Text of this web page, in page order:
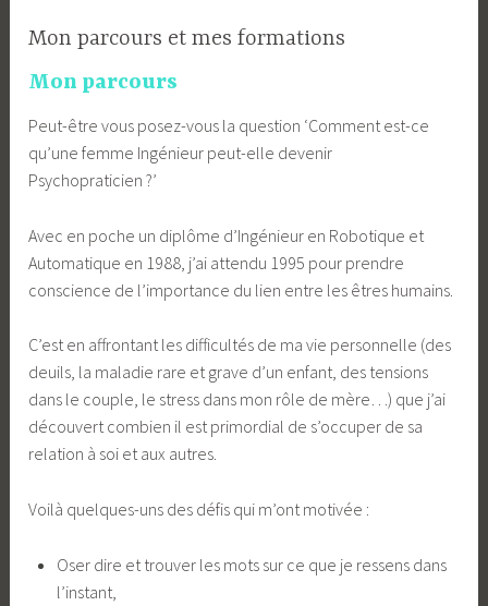
Mon parcours et mes formations
Mon parcours
Peut-être vous posez-vous la question ‘Comment est-ce
qu’une femme Ingénieur peut-elle devenir
Psychopraticien ?’
Avec en poche un diplôme d’Ingénieur en Robotique et
Automatique en 1988, j’ai attendu 1995 pour prendre
conscience de l’importance du lien entre les êtres humains.
C’est en affrontant les difficultés de ma vie personnelle (des
deuils, la maladie rare et grave d’un enfant, des tensions
dans le couple, le stress dans mon rôle de mère…) que j’ai
découvert combien il est primordial de s’occuper de sa
relation à soi et aux autres.
Voilà quelques-uns des défis qui m’ont motivée :
Oser dire et trouver les mots sur ce que je ressens dans
l’instant,